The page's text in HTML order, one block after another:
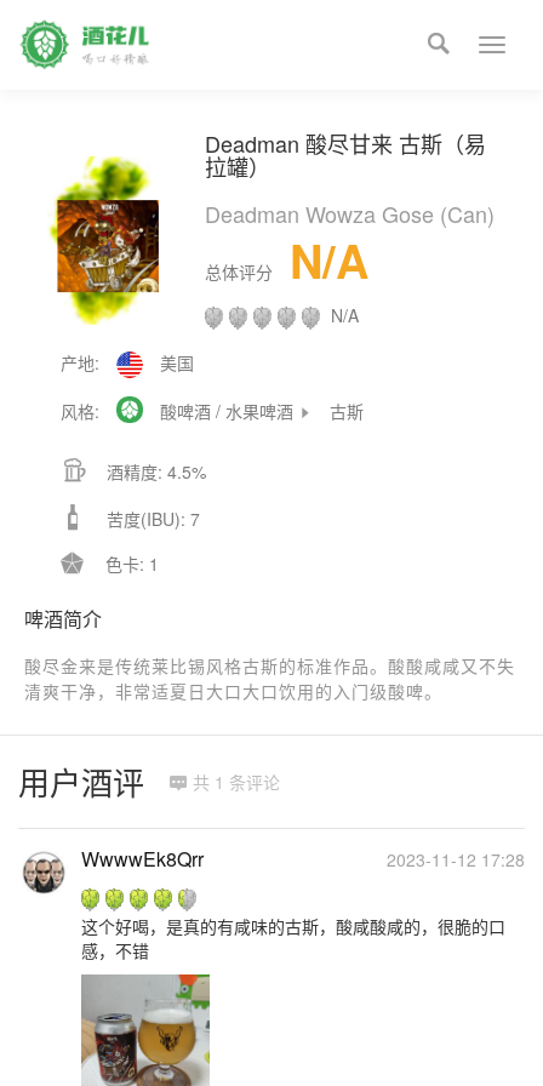
Toggle

Deadman 酸尽甘来 古斯（易
拉罐）
Deadman Wowza Gose (Can)
总体评分 N/A
N/A
产地:
美国
风格:  酸啤酒 / 水果啤酒  古斯
 酒精度: 4.5%
 苦度(IBU): 7
 色卡: 1
啤酒简介
酸尽金来是传统莱比锡风格古斯的标准作品。酸酸咸咸又不失
清爽干净，非常适夏日大口大口饮用的入门级酸啤。
用户酒评  共 1 条评论
WwwwEk8Qrr 2023-11-12 17:28
这个好喝，是真的有咸味的古斯，酸咸酸咸的，很脆的口
感，不错